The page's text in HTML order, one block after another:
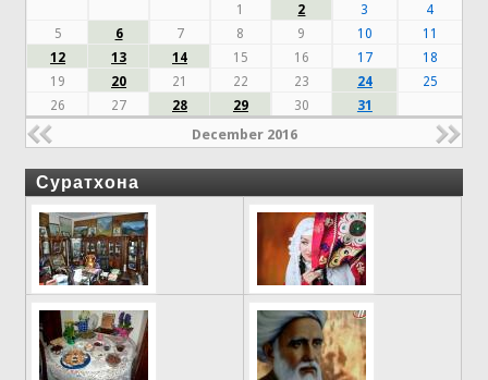
1
2 3
4
5
6 7 8 9 10
11
12
13 14 15 16 17
18
19
20 21 22 23 24
25
26
27 28 29 30 31
December 2016
Суратхона